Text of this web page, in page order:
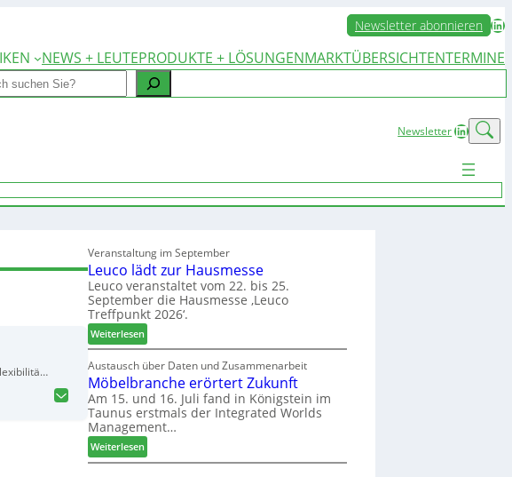
Newsletter abonnieren LinkedIn
NEWS + LEUTEPRODUKTE + LÖSUNGENMARKTÜBERSICHTENTERMINE
NewsletterLinkedIn
Veranstaltung im September
Leuco lädt zur Hausmesse
Leuco veranstaltet vom 22. bis 25.
September die Hausmesse ‚Leuco
Treffpunkt 2026‘.
Weiterlesen:
L
e
u
c
o
l
d
Austausch über Daten und Zusammenarbeit
Möbelbranche erörtert Zukunft
Am 15. und 16. Juli fand in Königstein im
Taunus erstmals der Integrated Worlds
Management…
Weiterlesen:
M